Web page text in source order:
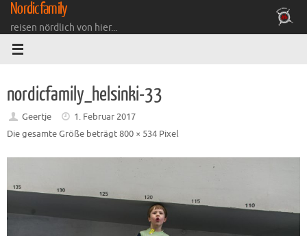
Zum
Inhalt
springen
Nordicfamily
reisen nördlich von hier...
nordicfamily_helsinki-33
Geertje
1. Februar 2017
Die gesamte Größe beträgt800 × 534 Pixel